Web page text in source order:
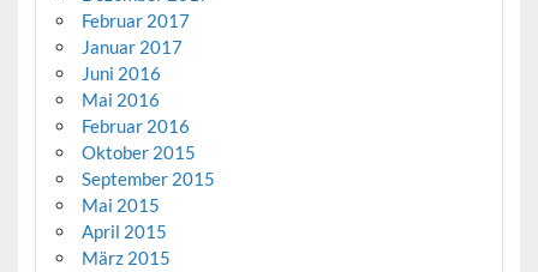
Februar 2017
Januar 2017
Juni 2016
Mai 2016
Februar 2016
Oktober 2015
September 2015
Mai 2015
April 2015
März 2015